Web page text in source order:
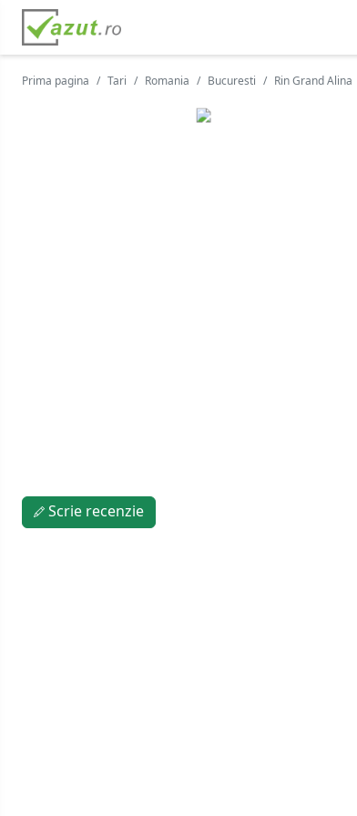
Prima pagina Tari Romania Bucuresti Rin Grand Alina
Scrie recenzie